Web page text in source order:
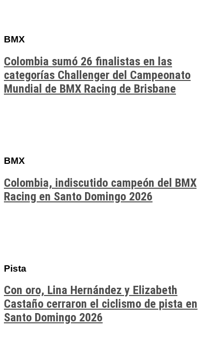
BMX
Colombia sumó 26 finalistas en las
categorías Challenger del Campeonato
Mundial de BMX Racing de Brisbane
BMX
Colombia, indiscutido campeón del BMX
Racing en Santo Domingo 2026
Pista
Con oro, Lina Hernández y Elizabeth
Castaño cerraron el ciclismo de pista en
Santo Domingo 2026